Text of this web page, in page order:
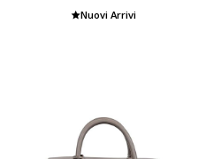
Nuovi Arrivi